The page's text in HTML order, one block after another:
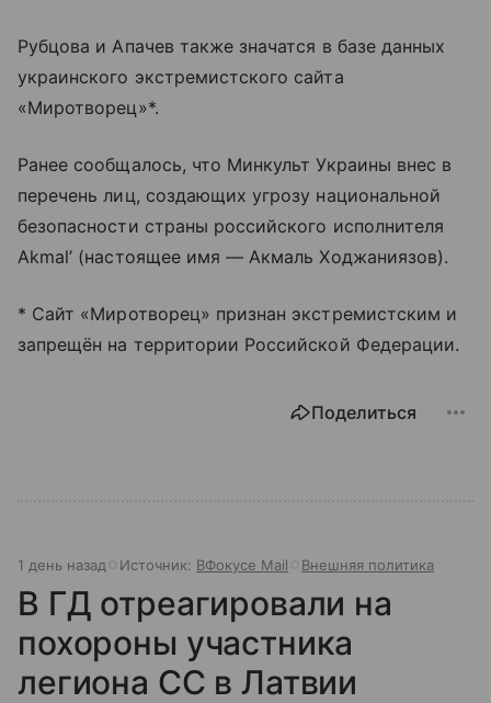
Рубцова и Апачев также значатся в базе данных
украинского экстремистского сайта
«Миротворец»*.
Ранее сообщалось, что Минкульт Украины внес в
перечень лиц, создающих угрозу национальной
безопасности страны российского исполнителя
Akmal’ (настоящее имя — Акмаль Ходжаниязов).
* Сайт «Миротворец» признан экстремистским и
запрещён на территории Российской Федерации.
Поделиться
1 день назад Источник: ВФокусе Mail Внешняя политика
В ГД отреагировали на
похороны участника
легиона СС в Латвии